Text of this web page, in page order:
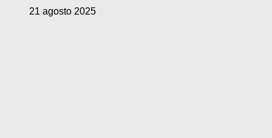
21 agosto 2025